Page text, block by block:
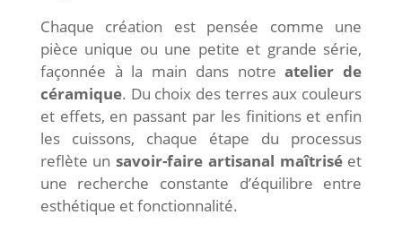
Chaque création est pensée comme une
pièce unique ou une petite et grande série,
façonnée à la main dans notreatelier de
céramique. Du choix des terres aux couleurs
et effets, en passant par les finitions et enfin
les cuissons, chaque étape du processus
reflète unsavoir-faire artisanal maîtriséet
une recherche constante d’équilibre entre
esthétique et fonctionnalité.